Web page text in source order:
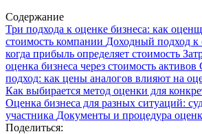
Содержание
Три подхода к оценке бизнеса: как
стоимость компании Доходный подход к
когда прибыль определяет стоимость
оценка бизнеса через стоимость активов
подход: как цены аналогов влияют на
Как выбирается метод оценки для
Оценка бизнеса для разных ситуаций:
участника Документы и процедура
Поделиться: